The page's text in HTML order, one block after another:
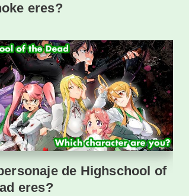
eres?
de Highschool of
eres?